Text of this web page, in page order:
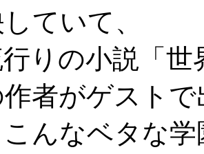
ていて、
りの小説「
者がゲスト
んなベタな